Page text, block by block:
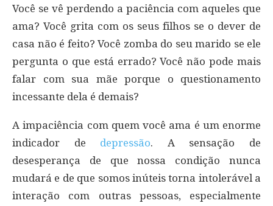
Você se vê perdendo a paciência com aqueles que
ama? Você grita com os seus filhos se o dever de
casa não é feito? Você zomba do seu marido se ele
pergunta o que está errado? Você não pode mais
falar com sua mãe porque o questionamento
incessante dela é demais?
A impaciência com quem você ama é um enorme
indicador de depressão. A sensação de
desesperança de que nossa condição nunca
mudará e de que somos inúteis torna intolerável a
interação com outras pessoas, especialmente